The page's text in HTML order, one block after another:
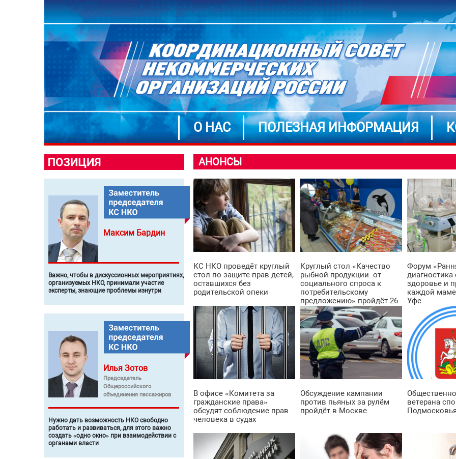
О НАС ПОЛЕЗНАЯ ИНФОРМАЦИЯ
Максим Бардин
Важно, чтобы в дискуссионных мероприятиях,
организуемых НКО, принимали участие
эксперты, знающие проблемы изнутри
Илья Зотов
Председатель
Общероссийского
объединения пассажиров
Нужно дать возможность НКО свободно
работать и развиваться, для этого важно
создать «одно окно» при взаимодействии с
органами власти
АНОНСЫ
КС НКО проведёт круглый
стол по защите прав детей,
оставшихся без
родительской опеки
Круглый стол «Качество
рыбной продукции: от
социального спроса к
потребительскому
предложению» пройдёт 26
апреля
Форум
диагностика
здоровье и
каждой
Уфе
В офисе «Комитета за
гражданские права»
обсудят соблюдение прав
человека в судах
Обсуждение кампании
против пьяных за рулём
пройдёт в Москве
ветерана
Подмосковья